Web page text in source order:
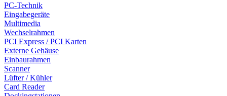
PC-Technik
Eingabegeräte
Multimedia
Wechselrahmen
PCI Express / PCI Karten
Externe Gehäuse
Einbaurahmen
Scanner
Lüfter / Kühler
Card Reader